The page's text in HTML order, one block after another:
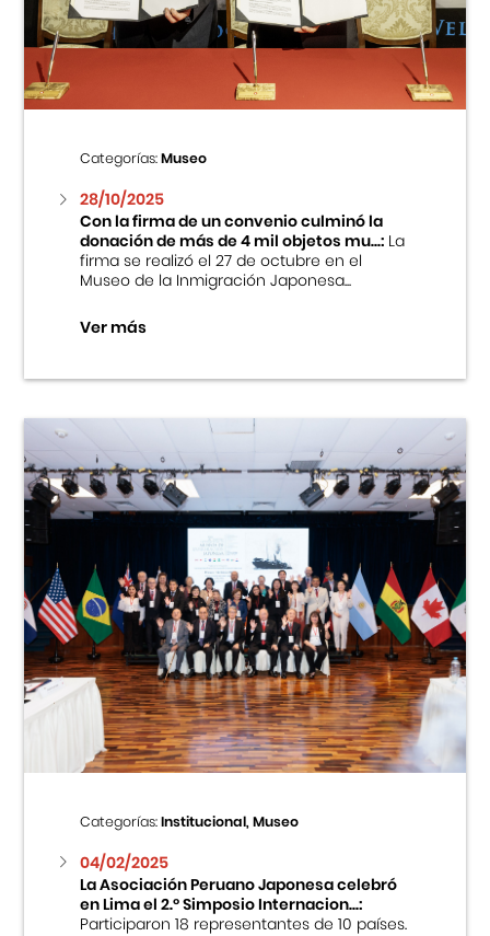
Categorías:Museo
28/10/2025
Con la firma de un convenio culminó la
donación de más de 4 mil objetos mu...:La
firma se realizó el 27 de octubre en el
Museo de la Inmigración Japonesa...
Ver más
Categorías:Institucional, Museo
04/02/2025
La Asociación Peruano Japonesa celebró
en Lima el 2.º Simposio Internacion...:
Participaron 18 representantes de 10 países.